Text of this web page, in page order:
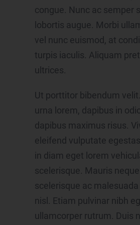
congue. Nunc ac semper
lobortis augue. Morbi
vel nunc euismod, at
turpis iaculis. Aliquam
ultrices.
Ut porttitor bibendum
urna lorem, dapibus in
dapibus maximus risus.
eleifend vulputate
in diam eget lorem
scelerisque. Mauris
scelerisque ac
nisl. Etiam pulvinar nibh
ullamcorper rutrum. Duis
k) Einwilligung
Einwilligung ist jede von der
freiwillig für den bestimmten Fall
und unmissverständlich
sonstigen eindeutigen
mit der Verarbeitung der sie
Name und Anschrift des für die
Grundverordnung, sonstiger in den
anderer Bestimmungen mit
Charakter ist die:
hajanet Internetagentur
Jan Niklas Schröder
Pflegerstr. 2
81247 München